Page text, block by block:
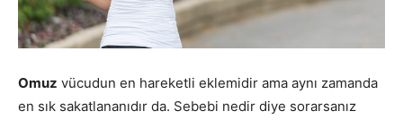
Omuz vücudun en hareketli eklemidir ama aynı zamanda
en sık sakatlananıdır da. Sebebi nedir diye sorarsanız